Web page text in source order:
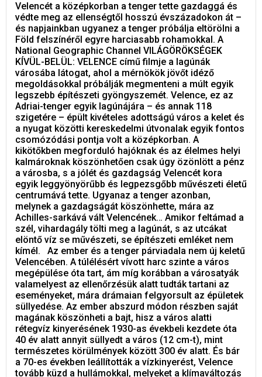
Velencét a középkorban a tenger tette gazdaggá és
védte meg az ellenségtől hosszú évszázadokon át –
és napjainkban ugyanez a tenger próbálja eltörölni a
Föld felszínéről egyre harciasabb rohamokkal. A
National Geographic Channel VILÁGÖRÖKSÉGEK
KÍVÜL-BELÜL: VELENCE című filmje a lagúnák
városába látogat, ahol a mérnökök jövőt idéző
megoldásokkal próbálják megmenteni a múlt egyik
legszebb építészeti gyöngyszemét. Velence, ez az
Adriai-tenger egyik lagúnájára – és annak 118
szigetére – épült kivételes adottságú város a kelet és
a nyugat közötti kereskedelmi útvonalak egyik fontos
csomózódási pontja volt a középkorban. A
kikötőkben megforduló hajóknak és az élelmes helyi
kalmároknak köszönhetően csak úgy özönlött a pénz
a városba, s a jólét és gazdagság Velencét kora
egyik leggyönyörűbb és legpezsgőbb művészeti életű
centrumává tette. Ugyanaz a tenger azonban,
melynek a gazdagságát köszönhette, mára az
Achilles-sarkává vált Velencének… Amikor feltámad a
szél, vihardagály tölti meg a lagúnát, s az utcákat
elöntő víz se művészeti, se építészeti emléket nem
kímél. Az ember és a tenger párviadala nem új keletű
Velencében. A túlélésért vívott harc szinte a város
megépülése óta tart, ám míg korábban a városatyák
valamelyest az ellenőrzésük alatt tudták tartani az
eseményeket, mára drámaian felgyorsult az épületek
süllyedése. Az ember abszurd módon részben saját
magának köszönheti a bajt, hisz a város alatti
rétegvíz kinyerésének 1930-as évekbeli kezdete óta
40 év alatt annyit süllyedt a város (12 cm-t), mint
természetes körülmények között 300 év alatt. És bár
a 70-es években leállították a vízkinyerést, Velence
tovább küzd a hullámokkal, melyeket a klímaváltozás